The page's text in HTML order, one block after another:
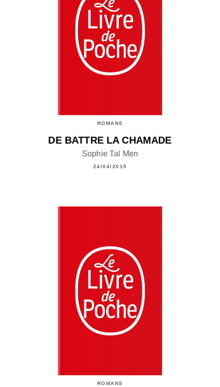
ROMANS
DE BATTRE LA CHAMADE
Sophie Tal Men
24/04/2019
ROMANS